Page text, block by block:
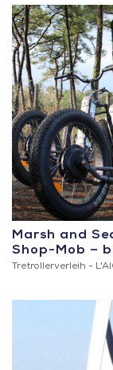
Marsh and
Shop-Mob –
Tretrollerverleih -